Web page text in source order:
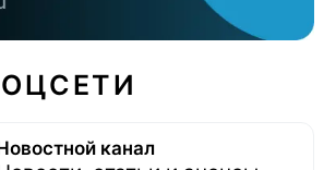
канал